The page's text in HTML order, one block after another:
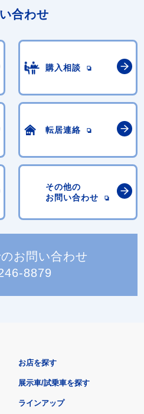
合わせ
購入相談
転居連絡
その他の
お問い合わせ
お問い合わせ
8879
お店を探す
展示車/試乗車を探す
ラインアップ